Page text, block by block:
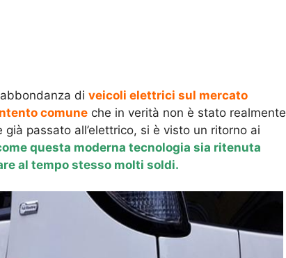
di veicoli elettrici sul mercato
comune che in verità non è stato realmente
passato all’elettrico, si è visto un ritorno ai
questa moderna tecnologia sia ritenuta
al tempo stesso molti soldi.